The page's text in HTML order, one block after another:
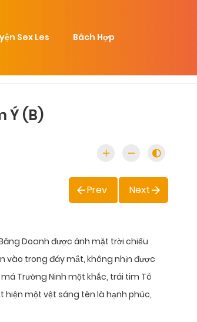
Sex Les Bách Hợp
Ý (B)
Prev Next
Doanh được ánh mặt trời chiếu
vào trong đáy mắt, không nhịn được
Trường Ninh một khắc, trái tim Tô
hiện một vệt sáng tên là hạnh phúc,